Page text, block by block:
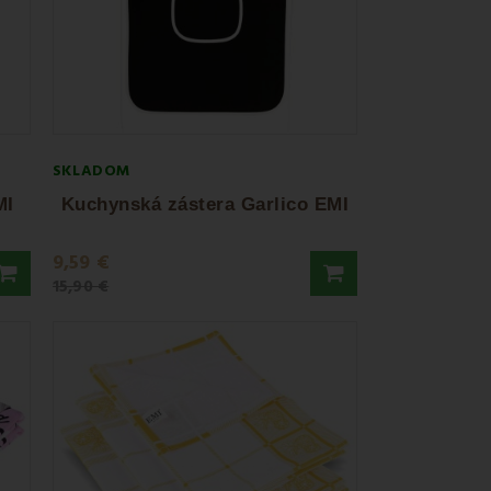
SKLADOM
Kuchynská zástera Garlico EMI
9,59 €